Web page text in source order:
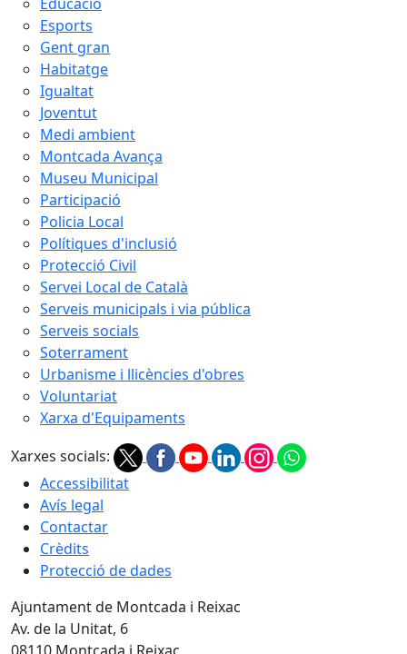
Esports
Gent gran
Habitatge
Igualtat
Joventut
Medi ambient
Montcada Avança
Museu Municipal
Participació
Policia Local
Polítiques d'inclusió
Protecció Civil
Servei Local de Català
Serveis municipals i via pública
Serveis socials
Soterrament
Urbanisme i llicències d'obres
Voluntariat
Xarxa d'Equipaments
Xarxes socials:
Accessibilitat
Avís legal
Contactar
Crèdits
Protecció de dades
Ajuntament de Montcada i Reixac
Av. de la Unitat, 6